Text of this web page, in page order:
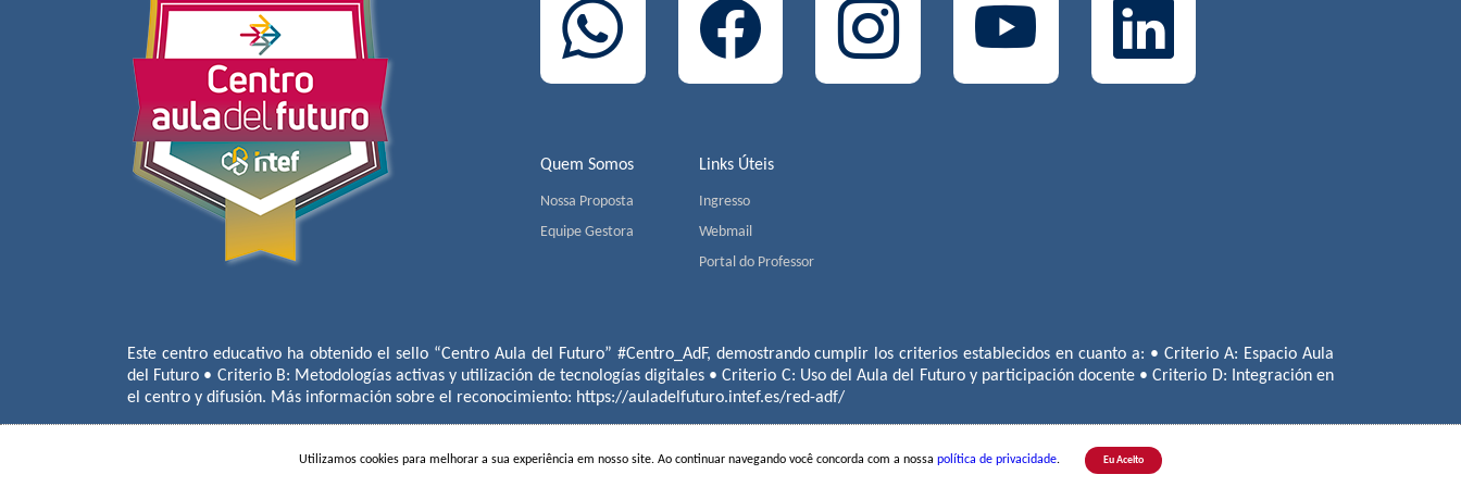
Quem Somos
Nossa Proposta
Equipe Gestora
Links Úteis
Ingresso
Webmail
Portal do Professor
Este centro educativo ha obtenido el sello “Centro Aula del Futuro” #Centro_AdF, demostrando cumplir los criterios establecidos en cuanto a: • Criterio A: Espacio Aula
del Futuro • Criterio B: Metodologías activas y utilización de tecnologías digitales • Criterio C: Uso del Aula del Futuro y participación docente • Criterio D: Integración en
el centro y difusión. Más información sobre el reconocimiento: https://auladelfuturo.intef.es/red-adf/
COLÉGIO MIGUEL DE CERVANTES | Av. Jorge João Saad, 905 - Morumbi - CEP 05618-001 - São Paulo | Tel.:+55(11) 3779-1800
Utilizamos cookies para melhorar a sua experiência em nosso site. Ao continuar navegando você concorda com a nossa política de privacidade. Eu Aceito